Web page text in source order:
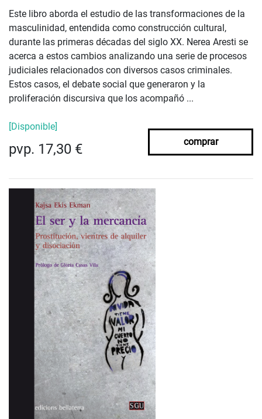
Este libro aborda el estudio de las transformaciones de la
masculinidad, entendida como construcción cultural,
durante las primeras décadas del siglo XX. Nerea Aresti se
acerca a estos cambios analizando una serie de procesos
judiciales relacionados con diversos casos criminales.
Estos casos, el debate social que generaron y la
proliferación discursiva que los acompañó ...
[Disponible]
pvp. 17,30 € comprar